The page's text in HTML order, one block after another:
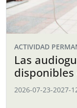
ACTIVIDAD
Las
2026-07-23-2027-